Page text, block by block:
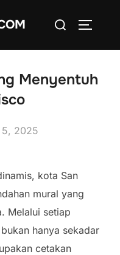
Search
Menyentuh
5, 2025
kota San
mural yang
Melalui setiap
hanya sekadar
cetakan